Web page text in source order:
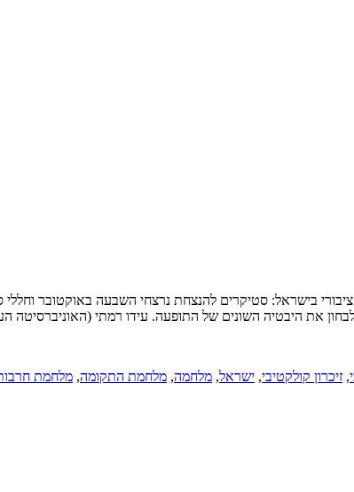
בישראל: סטיקרים להנצחת נרצחי השבעה באוקטובר
את היבטיה השונים של התופעה. עידו רמתי (האוניברסיטה
, זיכרון קולקטיבי, ישראל, מלחמה, מלחמת התקומה, מלחמת